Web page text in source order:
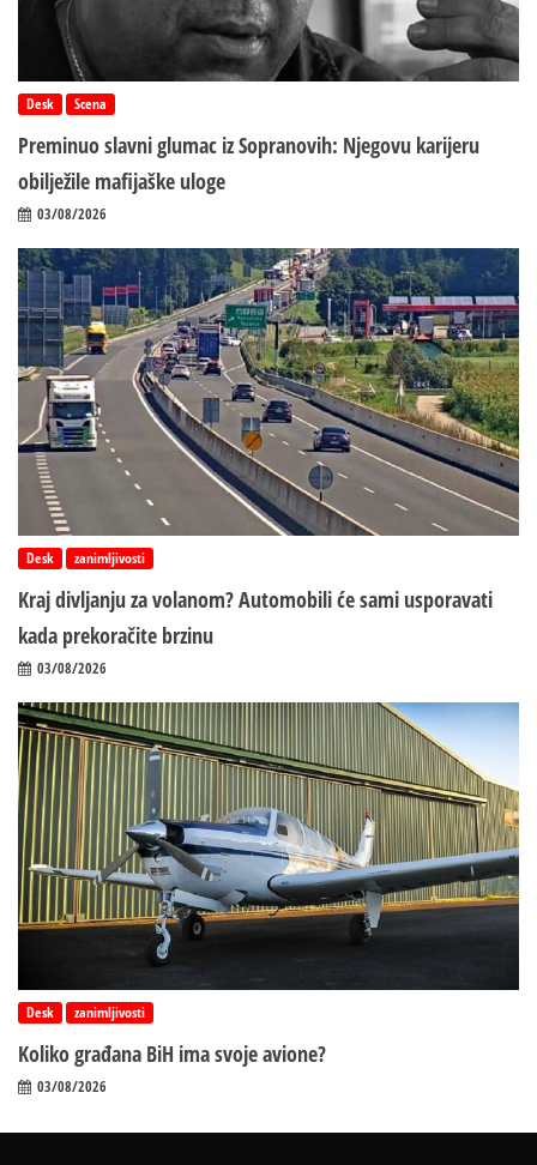
Desk Scena
Preminuo slavni glumac iz Sopranovih: Njegovu karijeru
obilježile mafijaške uloge
03/08/2026
Desk zanimljivosti
Kraj divljanju za volanom? Automobili će sami usporavati
kada prekoračite brzinu
03/08/2026
Desk zanimljivosti
Koliko građana BiH ima svoje avione?
03/08/2026